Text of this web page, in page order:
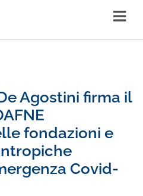
Agostini firma il
fondazioni e
Covid-